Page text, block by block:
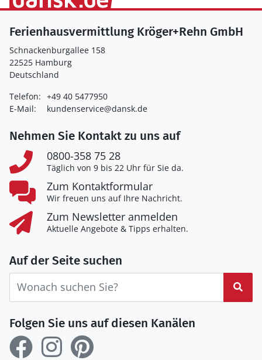
Ferienhausvermittlung Kröger+Rehn GmbH
Schnackenburgallee 158
22525 Hamburg
Deutschland
Telefon: +49 40 5477950
E-Mail:
kundenservice@dansk.de
Nehmen Sie Kontakt zu uns auf
0800-358 75 28
Täglich von 9 bis 22 Uhr für Sie da.
Zum Kontaktformular
Wir freuen uns auf Ihre Nachricht.
Zum Newsletter anmelden
Aktuelle Angebote & Tipps erhalten.
Auf der Seite suchen
Folgen Sie uns auf diesen Kanälen